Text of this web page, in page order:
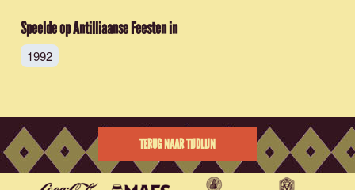
Speelde op Antilliaanse Feesten in
1992
TERUG NAAR TIJDLIJN